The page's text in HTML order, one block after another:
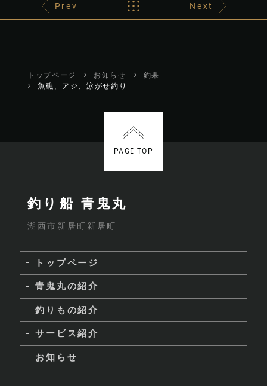
Prev Next
トップページ お知らせ
釣果
魚礁、アジ、泳がせ釣り
PAGE TOP
釣り船 青鬼丸
湖西市新居町新居町
トップページ
青鬼丸の紹介
釣りもの紹介
サービス紹介
お知らせ